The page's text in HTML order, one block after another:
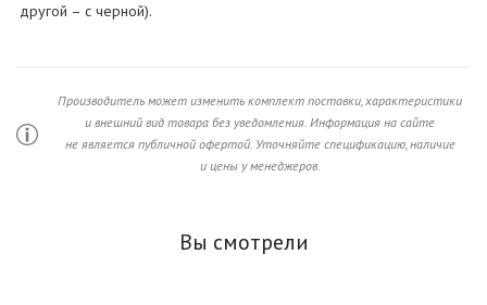
другой – с черной).
Производитель может изменить комплект поставки, характеристики
и внешний вид товара без уведомления. Информация на сайте
не является публичной офертой. Уточняйте спецификацию, наличие
и цены у менеджеров.
Вы смотрели